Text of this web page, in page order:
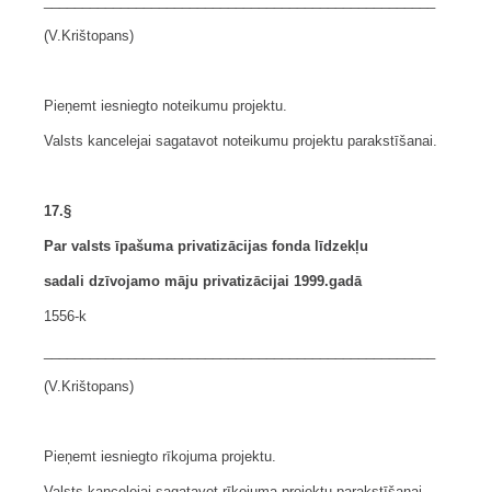
(V.Krištopans)
Pieņemt iesniegto noteikumu projektu.
Valsts kancelejai sagatavot noteikumu projektu parakstīšanai.
17.§
Par valsts īpašuma privatizācijas fonda līdzekļu
sadali dzīvojamo māju privatizācijai 1999.gadā
1556-k
(V.Krištopans)
Pieņemt iesniegto rīkojuma projektu.